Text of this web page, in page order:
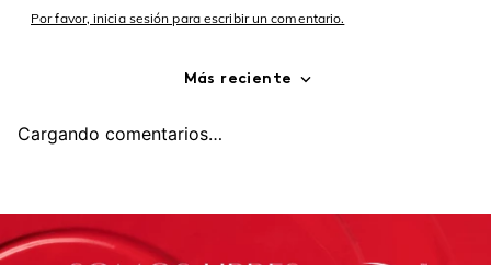
Por favor, inicia sesión para escribir un comentario.
Más reciente
Cargando comentarios…